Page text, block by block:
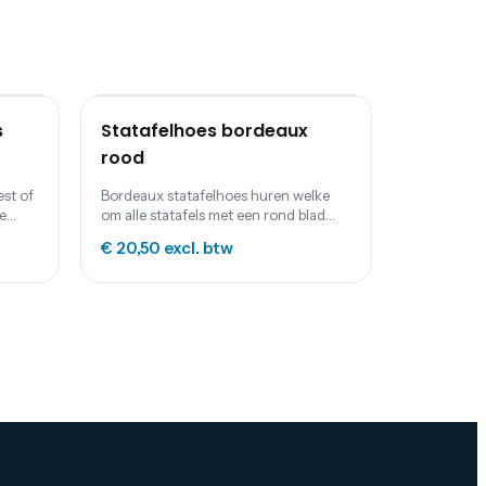
of
van
Statafelhoes bordeaux
rood
Bordeaux statafelhoes huren welke
om alle statafels met een rond blad
€ 20,50 excl. btw